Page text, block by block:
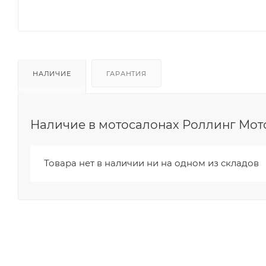
НАЛИЧИЕ ГАРАНТИЯ
Наличие в мотосалонах Роллинг
Товара нет в наличии ни на одном из складов